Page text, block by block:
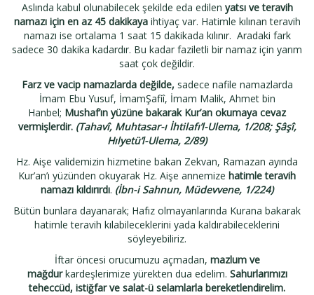
Aslında kabul olunabilecek şekilde eda edilen yatsı ve teravih
namazı için en az 45 dakikaya ihtiyaç var. Hatimle kılınan teravih
namazı ise ortalama 1 saat 15 dakikada kılınır. Aradaki fark
sadece 30 dakika kadardır. Bu kadar faziletli bir namaz için yarım
saat çok değildir.
Farz ve vacip namazlarda değilde, sadece nafile namazlarda
İmam Ebu Yusuf, İmamŞafiî, İmam Malik, Ahmet bin
Hanbel; Mushaf’ın yüzüne bakarak Kur’an okumaya cevaz
vermişlerdir. (Tahavî, Muhtasar-ı İhtilafı’l-Ulema, 1/208; Şâşî,
Hılyetü’l-Ulema, 2/89)
Hz. Aişe validemizin hizmetine bakan Zekvan, Ramazan ayında
Kur’an’ı yüzünden okuyarak Hz. Aişe annemize hatimle teravih
namazı kıldırırdı. (İbn-i Sahnun, Müdevvene, 1/224)
Bütün bunlara dayanarak; Hafız olmayanlarında Kurana bakarak
hatimle teravih kılabileceklerini yada kaldırabileceklerini
söyleyebiliriz.
İftar öncesi orucumuzu açmadan, mazlum ve
mağdurkardeşlerimize yürekten dua edelim. Sahurlarımızı
teheccüd, istiğfar ve salat-ü selamlarla bereketlendirelim.